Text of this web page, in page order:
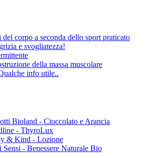
del corpo a seconda dello sport praticato
e svogliatezza!
della massa muscolare
info utile..
Bioland - Cioccolato e Arancia
- ThyroLux
& Kind - Lozione
Sensi - Benessere Naturale Bio